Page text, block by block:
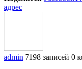
адрес
admin 7198 записей 0